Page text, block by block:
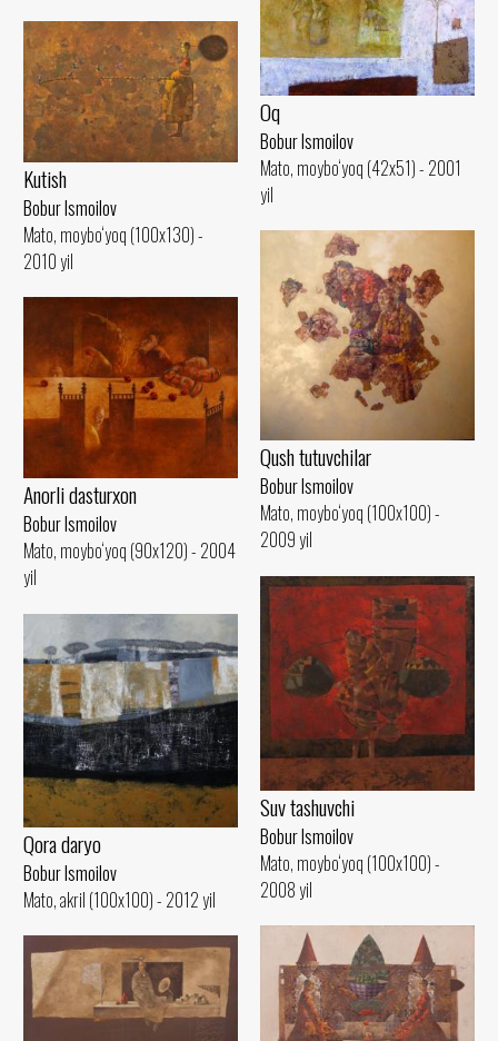
Oq
Bobur Ismoilov
Mato, moybo‘yoq (42x51) - 2001
yil
Kutish
Bobur Ismoilov
Mato, moybo‘yoq (100x130) -
2010 yil
Qush tutuvchilar
Bobur Ismoilov
Mato, moybo‘yoq (100x100) -
2009 yil
Anorli dasturxon
Bobur Ismoilov
Mato, moybo‘yoq (90x120) - 2004
yil
Suv tashuvchi
Bobur Ismoilov
Mato, moybo‘yoq (100x100) -
2008 yil
Qora daryo
Bobur Ismoilov
Mato, akril (100x100) - 2012 yil